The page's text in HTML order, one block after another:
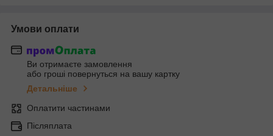
Умови оплати
Ви отримаєте замовлення
або гроші повернуться на вашу картку
Детальніше
Оплатити частинами
Післяплата